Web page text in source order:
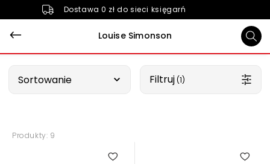
Dostawa 0 zł do sieci księgarń
Louise Simonson
Sortowanie Filtruj (1)
Produkty: 9